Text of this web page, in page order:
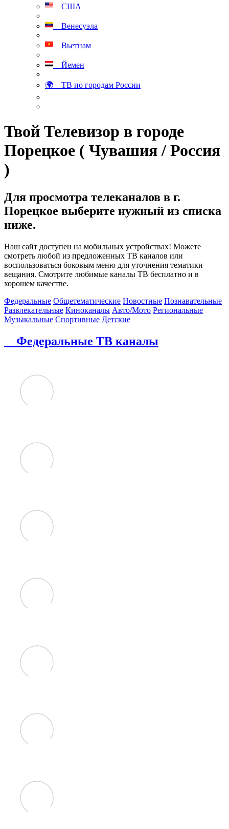
США
Венесуэла
Вьетнам
Йемен
🌍 ТВ по городам России
Твой Телевизор в городе
Порецкое ( Чувашия / Россия
)
Для просмотра телеканалов в г.
Порецкое выберите нужный из списка
ниже.
Наш сайт доступен на мобильных устройствах! Можете
смотреть любой из предложенных ТВ каналов или
воспользоваться боковым меню для уточнения тематики
вещания. Смотрите любимые каналы ТВ бесплатно и в
хорошем качестве.
Федеральные Общетематические Новостные Познавательные
Развлекательные Киноканалы Авто/Мото Региональные
Музыкальные Спортивные Детские
Федеральные ТВ каналы